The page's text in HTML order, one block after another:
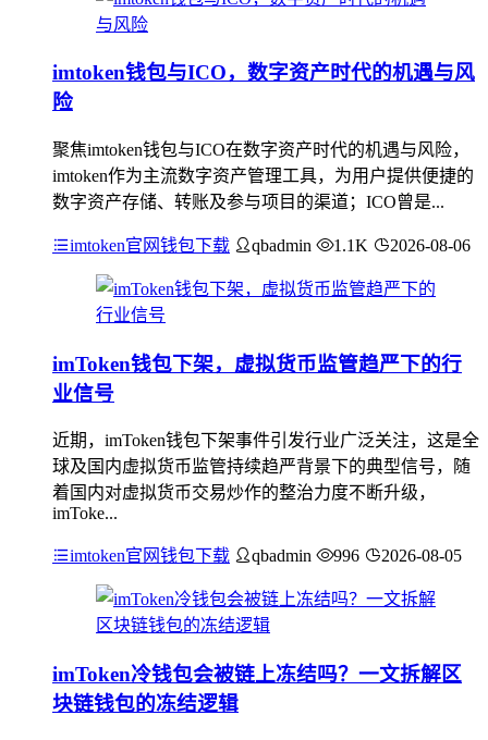
imtoken钱包与ICO，数字资产时代的机遇与风
险
聚焦imtoken钱包与ICO在数字资产时代的机遇与风险，
imtoken作为主流数字资产管理工具，为用户提供便捷的
数字资产存储、转账及参与项目的渠道；ICO曾是...
imtoken官网钱包下载 qbadmin 1.1K 2026-08-06
imToken钱包下架，虚拟货币监管趋严下的行
业信号
近期，imToken钱包下架事件引发行业广泛关注，这是全
球及国内虚拟货币监管持续趋严背景下的典型信号，随
着国内对虚拟货币交易炒作的整治力度不断升级，
imToke...
imtoken官网钱包下载 qbadmin 996 2026-08-05
imToken冷钱包会被链上冻结吗？一文拆解区
块链钱包的冻结逻辑